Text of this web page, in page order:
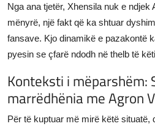
Nga ana tjetër, Xhensila nuk e ndjek
mënyrë, një fakt që ka shtuar
fansave. Kjo dinamikë e pazakontë
pyesin se çfarë ndodh në thelb të
Konteksti i mëparshëm:
marrëdhënia me Agron
Për të kuptuar më mirë këtë situatë,